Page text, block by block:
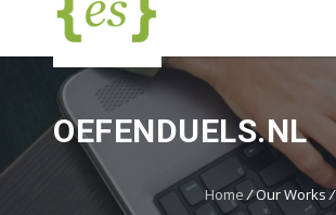
OEFENDUELS.NL
Home /Our Works/